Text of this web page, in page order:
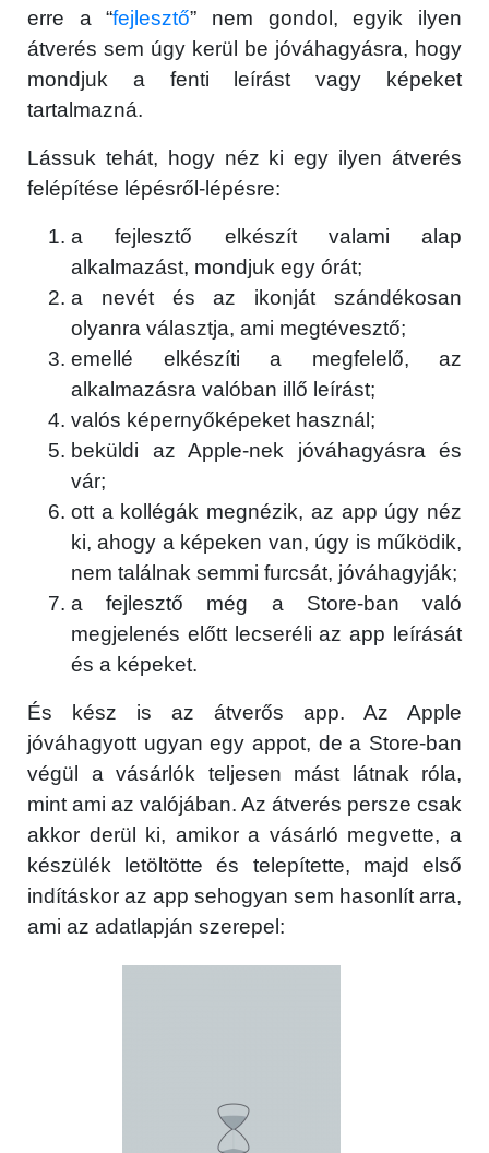
erre a “fejlesztő” nem gondol, egyik ilyen
átverés sem úgy kerül be jóváhagyásra, hogy
mondjuk a fenti leírást vagy képeket
tartalmazná.
Lássuk tehát, hogy néz ki egy ilyen átverés
felépítése lépésről-lépésre:
a fejlesztő elkészít valami alap
alkalmazást, mondjuk egy órát;
a nevét és az ikonját szándékosan
olyanra választja, ami megtévesztő;
emellé elkészíti a megfelelő, az
alkalmazásra valóban illő leírást;
valós képernyőképeket használ;
beküldi az Apple-nek jóváhagyásra és
vár;
ott a kollégák megnézik, az app úgy néz
ki, ahogy a képeken van, úgy is működik,
nem találnak semmi furcsát, jóváhagyják;
a fejlesztő még a Store-ban való
megjelenés előtt lecseréli az app leírását
és a képeket.
És kész is az átverős app. Az Apple
jóváhagyott ugyan egy appot, de a Store-ban
végül a vásárlók teljesen mást látnak róla,
mint ami az valójában. Az átverés persze csak
akkor derül ki, amikor a vásárló megvette, a
készülék letöltötte és telepítette, majd első
indításkor az app sehogyan sem hasonlít arra,
ami az adatlapján szerepel: